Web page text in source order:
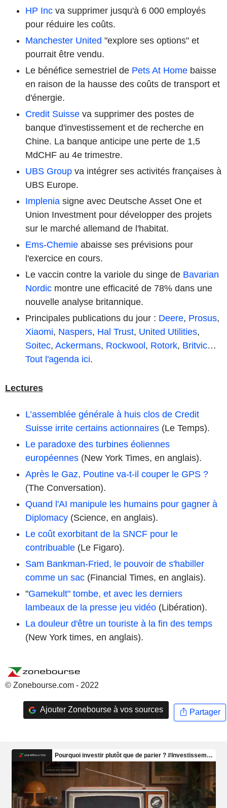
HP Inc va supprimer jusqu'à 6 000 employés
pour réduire les coûts.
Manchester United "explore ses options" et
pourrait être vendu.
Le bénéfice semestriel de Pets At Home baisse
en raison de la hausse des coûts de transport et
d'énergie.
Credit Suisse va supprimer des postes de
banque d'investissement et de recherche en
Chine. La banque anticipe une perte de 1,5
MdCHF au 4e trimestre.
UBS Group va intégrer ses activités françaises à
UBS Europe.
Implenia signe avec Deutsche Asset One et
Union Investment pour développer des projets
sur le marché allemand de l'habitat.
Ems-Chemie abaisse ses prévisions pour
l'exercice en cours.
Le vaccin contre la variole du singe de Bavarian
Nordic montre une efficacité de 78% dans une
nouvelle analyse britannique.
Principales publications du jour : Deere, Prosus,
Xiaomi, Naspers, Hal Trust, United Utilities,
Soitec, Ackermans, Rockwool, Rotork, Britvic…
Tout l'agenda ici.
Lectures
L’assemblée générale à huis clos de Credit
Suisse irrite certains actionnaires (Le Temps).
Le paradoxe des turbines éoliennes
européennes (New York Times, en anglais).
Après le Gaz, Poutine va-t-il couper le GPS ?
(The Conversation).
Quand l'AI manipule les humains pour gagner à
Diplomacy (Science, en anglais).
Le coût exorbitant de la SNCF pour le
contribuable (Le Figaro).
Sam Bankman-Fried, le pouvoir de s'habiller
comme un sac (Financial Times, en anglais).
"Gamekult" tombe, et avec les derniers
lambeaux de la presse jeu vidéo (Libération).
La douleur d'être un touriste à la fin des temps
(New York times, en anglais).
© Zonebourse.com - 2022
Ajouter Zonebourse à vos sources Partager